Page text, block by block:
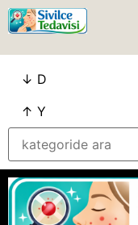
↓ D
↑ Y
Menü
Giriş Yap
Kategoriler
Genel
Cilt Bakim